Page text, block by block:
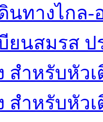
นทางไกล-
ยนสมรส ป
สำหรับหัว
สำหรับหัว